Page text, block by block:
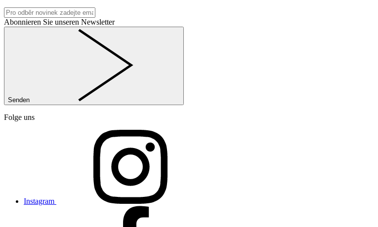
Abonnieren Sie unseren Newsletter
Senden
Folge uns
Instagram